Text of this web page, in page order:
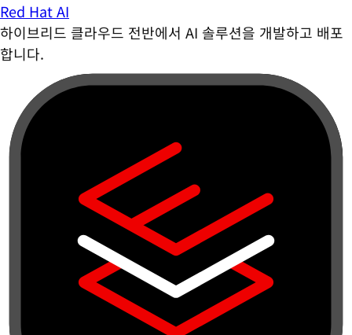
Red Hat AI
하이브리드 클라우드 전반에서 AI 솔루션을 개발하고 배포
합니다.